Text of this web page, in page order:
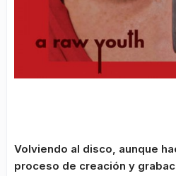
Volviendo al disco, aunque
proceso de creación y